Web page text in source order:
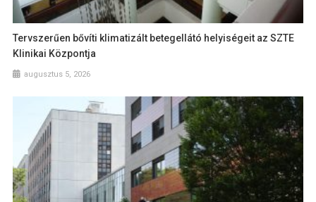
Tervszerűen bővíti klimatizált betegellátó helyiségeit az SZTE
Klinikai Központja
augusztus 5, 2026